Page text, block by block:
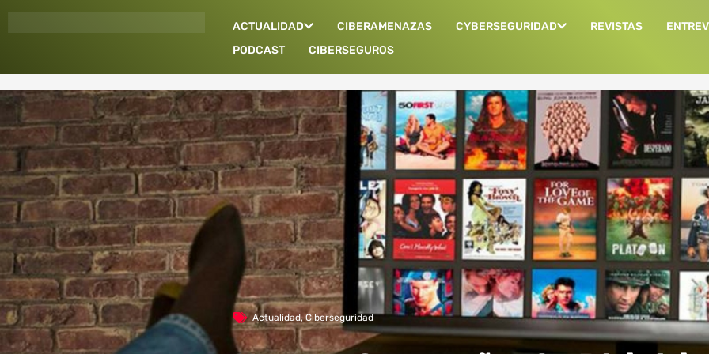
ACTUALIDAD CIBERAMENAZAS CYBERSEGURIDAD REVISTAS
PODCAST
CIBERSEGUROS
Actualidad,Ciberseguridad